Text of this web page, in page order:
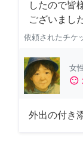
したので皆
ございまし
依頼されたチケ
女
sentiment_satisfied
外出の付き